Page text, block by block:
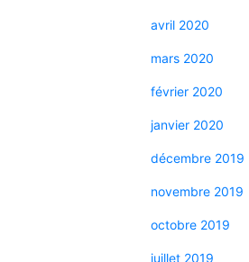
avril 2020
mars 2020
février 2020
janvier 2020
décembre 2019
novembre 2019
octobre 2019
juillet 2019